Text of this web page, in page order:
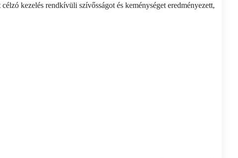
kezelés rendkívüli szívősságot és keménységet eredményezett,